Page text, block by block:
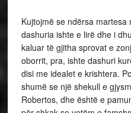
Kujtojmë se ndërsa
dashuria ishte e lirë dhe i
kaluar të gjitha sprovat e
oborrit, pra, ishte dashuri
disi me idealet e krishtera.
shumë se një shekull e
Robertos, dhe është e